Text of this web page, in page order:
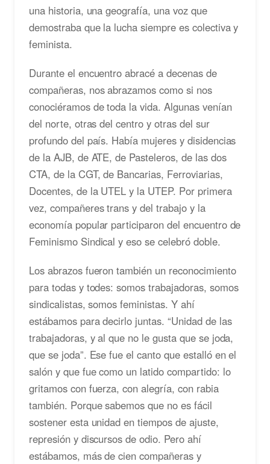
una historia, una geografía, una voz que
demostraba que la lucha siempre es colectiva y
feminista.
Durante el encuentro abracé a decenas de
compañeras, nos abrazamos como si nos
conociéramos de toda la vida. Algunas venían
del norte, otras del centro y otras del sur
profundo del país. Había mujeres y disidencias
de la AJB, de ATE, de Pasteleros, de las dos
CTA, de la CGT, de Bancarias, Ferroviarias,
Docentes, de la UTEL y la UTEP. Por primera
vez, compañeres trans y del trabajo y la
economía popular participaron del encuentro de
Feminismo Sindical y eso se celebró doble.
Los abrazos fueron también un reconocimiento
para todas y todes: somos trabajadoras, somos
sindicalistas, somos feministas. Y ahí
estábamos para decirlo juntas. “Unidad de las
trabajadoras, y al que no le gusta que se joda,
que se joda”. Ese fue el canto que estalló en el
salón y que fue como un latido compartido: lo
gritamos con fuerza, con alegría, con rabia
también. Porque sabemos que no es fácil
sostener esta unidad en tiempos de ajuste,
represión y discursos de odio. Pero ahí
estábamos, más de cien compañeras y